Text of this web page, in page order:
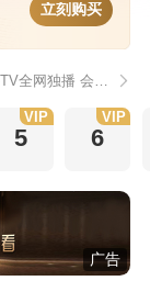
立刻购买
每周五至周一12:00更新2集 芒果TV全网独播 会员抢先看
5
VIP
6
VIP
广告